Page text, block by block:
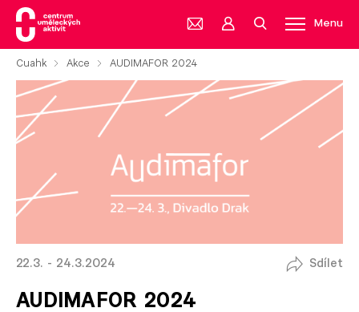
Menu
Cuahk Akce AUDIMAFOR 2024
22.3. - 24.3.2024 Sdílet
AUDIMAFOR 2024